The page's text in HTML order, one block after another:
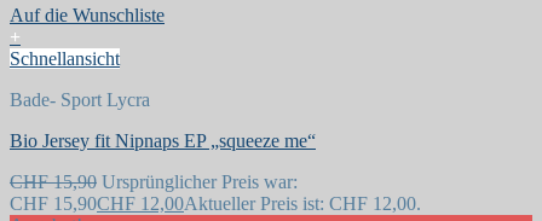
Auf die Wunschliste
+
Schnellansicht
Bade- Sport Lycra
Bio Jersey fit Nipnaps EP „squeeze me“
CHF15,90 Ursprünglicher Preis war:
CHF 15,90CHF 12,00Aktueller Preis ist: CHF 12,00.